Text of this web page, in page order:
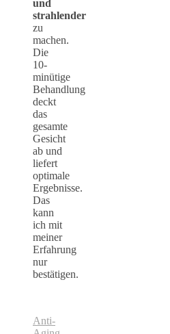
und
strahlender
zu
machen.
Die
10-
minütige
Behandlung
deckt
das
gesamte
Gesicht
ab und
liefert
optimale
Ergebnisse.
Das
kann
ich mit
meiner
Erfahrung
nur
bestätigen.
Anti-